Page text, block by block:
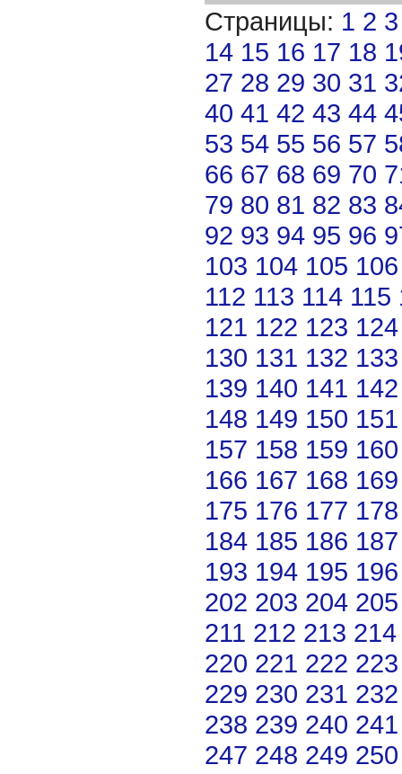
Страницы: 1 2 3
14 15 16 17 18
27 28 29 30 31
40 41 42 43 44
53 54 55 56 57
66 67 68 69 70
79 80 81 82 83
92 93 94 95 96
103 104 105 106
112 113 114 115
121 122 123 124
130 131 132 133
139 140 141 142
148 149 150 151
157 158 159 160
166 167 168 169
175 176 177 178
184 185 186 187
193 194 195 196
202 203 204 205
211 212 213 214
220 221 222 223
229 230 231 232
238 239 240 241
247 248 249 250